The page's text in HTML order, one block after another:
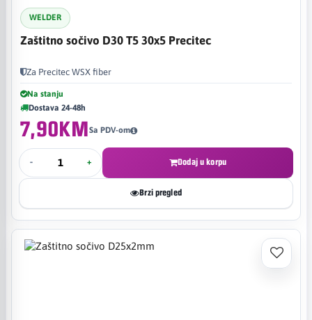
WELDER
Zaštitno sočivo D30 T5 30x5 Precitec
Za Precitec WSX fiber
Na stanju
Dostava 24-48h
7,90KMSa PDV-om
- + Dodaj u korpu
Brzi pregled